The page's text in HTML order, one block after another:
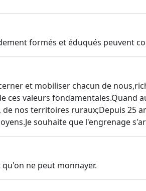
formés et éduqués peuvent
et mobiliser chacun de
ces valeurs fondamentales.Quand
nos territoires ruraux;Depuis 25
souhaite que l'engrenage
ne peut monnayer.